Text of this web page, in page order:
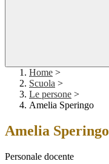
Home >
Scuola >
Le persone >
Amelia Speringo
Amelia Speringo
Personale docente